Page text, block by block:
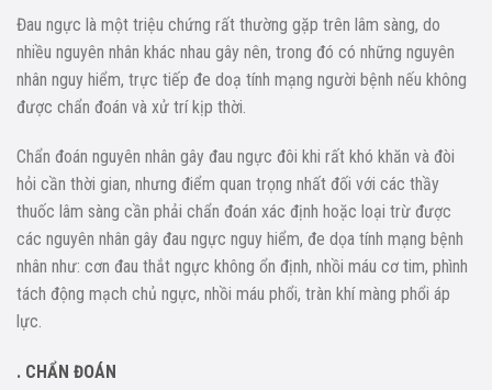
Đau ngực là một triệu chứng rất thường gặp trên lâm sàng, do
nhiều nguyên nhân khác nhau gây nên, trong đó có những nguyên
nhân nguy hiểm, trực tiếp đe doạ tính mạng người bệnh nếu không
được chẩn đoán và xử trí kịp thời.
Chẩn đoán nguyên nhân gây đau ngực đôi khi rất khó khăn và đòi
hỏi cần thời gian, nhưng điểm quan trọng nhất đối với các thầy
thuốc lâm sàng cần phải chẩn đoán xác định hoặc loại trừ được
các nguyên nhân gây đau ngực nguy hiểm, đe dọa tính mạng bệnh
nhân như: cơn đau thắt ngực không ổn định, nhồi máu cơ tim, phình
tách động mạch chủ ngực, nhồi máu phổi, tràn khí màng phổi áp
lực.
. CHẨN ĐOÁN